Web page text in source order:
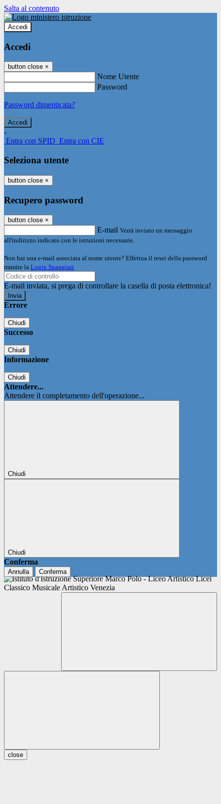
Salta al contenuto
Accedi
Accedi
button close ×
Nome Utente
Password
Password dimenticata?
-
Entra con SPID Entra con CIE
Seleziona utente
button close ×
Recupero password
button close ×
E-mail Verrà inviato un messaggio
all'indirizzo indicato con le istruzioni necessarie.
Non hai una e-mail associata al nome utente? Effettua il reset della password
tramite la Login Spaggiari
E-mail inviata, si prega di controllare la casella di posta elettronica!
Errore
Chiudi
Successo
Chiudi
Informazione
Chiudi
Attendere...
Attendere il completamento dell'operazione...
Chiudi
Chiudi
Conferma
Annulla Conferma
close